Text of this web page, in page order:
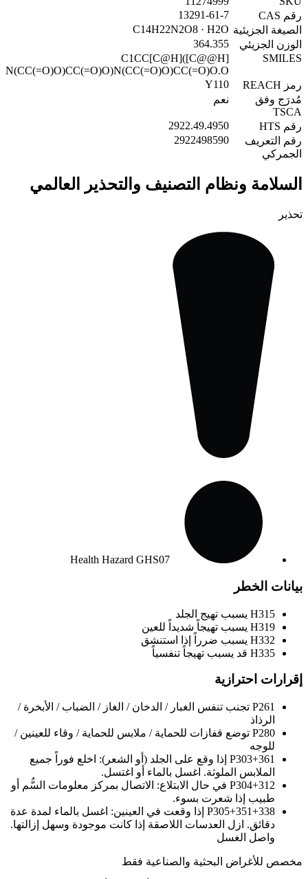
رقم CAS
13291-61-7
الصيغة الجزيئية C14H22N2O8 · H2O
الوزن الجزيئي
364.355
SMILES
C1CC[C@H]([C@@H]
رمز REACH
Y110
مُدرَج وفق
TSCA
نعم
رقم HTS
2922.49.4950
رقم التعريف
الجمركي
2922498590
السلامة ونظام التصنيف والتحذير العالمي
تحذير
Health Hazard GHS07
بيانات الخطر
H315 يسبب تهيج الجلد
H319 يسبب تهيجاً شديداً للعين
H332 يسبب ضرراً إذا استنشق
H335 قد يسبب تهيجاً تنفسياً
إقرارات احترازية
P261 تجنب تنفس الغبار / الدخان / الغاز / الضباب / الأبخرة /
الرذاذ
P280 توضع قفازات للحماية / ملابس للحماية / وقاء للعينين /
للوجه
P303+361 إذا وقع على الجلد (أو الشعر): اخلع فوراً جميع
الملابس الملوثة. اغسل بالماء أو اغتسل.
P304+312 في حال الابتلاع: الاتصال بمركز معلومات السُّم أو
طبيب إذا شعرت بسوء.
P305+351+338 إذا وقعت في العينين: اغسل بالماء لمدة عدة
دقائق. ازل العدسات اللاصقة إذا كانت موجودة وسهل إزالتها.
واصل الغسل
مخصص للأغراض البحثية والصناعية فقط